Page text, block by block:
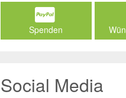
Spenden
Social Media